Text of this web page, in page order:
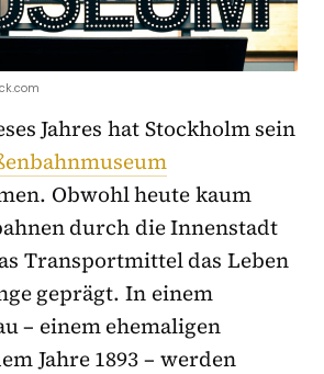
Jahres hat Stockholm sein
Obwohl heute kaum
durch die Innenstadt
Transportmittel das Leben
geprägt. In einem
– einem ehemaligen
Jahre 1893 – werden